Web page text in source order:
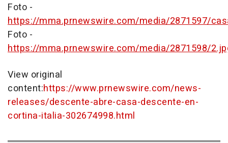
Foto -
https://mma.prnewswire.com/media/2871597/
Foto -
https://mma.prnewswire.com/media/2871598/
View original
content:https://www.prnewswire.com/news-
releases/descente-abre-casa-descente-en-
cortina-italia-302674998.html